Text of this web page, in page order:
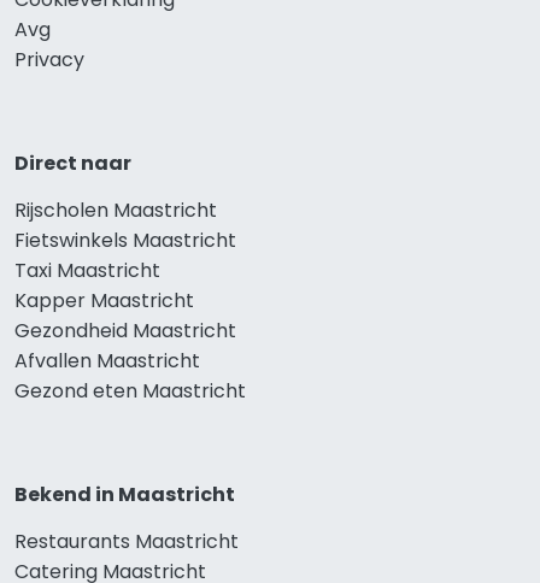
Avg
Privacy
Direct naar
Rijscholen Maastricht
Fietswinkels Maastricht
Taxi Maastricht
Kapper Maastricht
Gezondheid Maastricht
Afvallen Maastricht
Gezond eten Maastricht
Bekend in Maastricht
Restaurants Maastricht
Catering Maastricht